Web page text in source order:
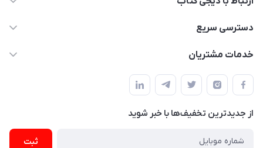
021-66483376
پلیس امنیت .پلاک 150 (🚷 فروش فقط به صورت آنلاین)
دسترسی سریع
کتاب (دسته‌بندی)
ناشران همکار
نویسندگان و مترجمان
خدمات مشتریان
راهنما
پیگیری سفارشات
رهگیری مرسولات پستی
ارسال تیکت پشتیبانی
از جدید‌ترین تخفیف‌ها با‌ خبر شوید
ثبت